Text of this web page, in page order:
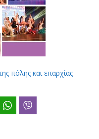
πόλης και επαρχίας
Email WhatsApp